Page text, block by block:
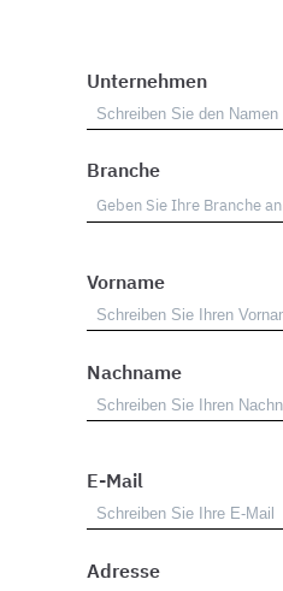
Unternehmen
Branche
Vorname
Nachname
E-Mail
Adresse